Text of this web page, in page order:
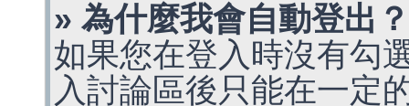
» 為什麼我會自動登出？
如果您在登入時沒有勾
入討論區後只能在一定